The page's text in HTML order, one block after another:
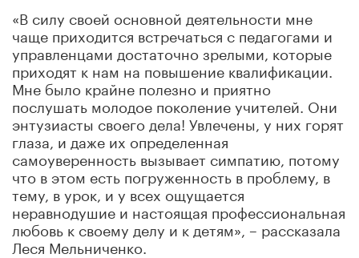
«В силу своей основной деятельности мне
чаще приходится встречаться с педагогами и
управленцами достаточно зрелыми, которые
приходят к нам на повышение квалификации.
Мне было крайне полезно и приятно
послушать молодое поколение учителей. Они
энтузиасты своего дела! Увлечены, у них горят
глаза, и даже их определенная
самоуверенность вызывает симпатию, потому
что в этом есть погруженность в проблему, в
тему, в урок, и у всех ощущается
неравнодушие и настоящая профессиональная
любовь к своему делу и к детям», – рассказала
Леся Мельниченко.